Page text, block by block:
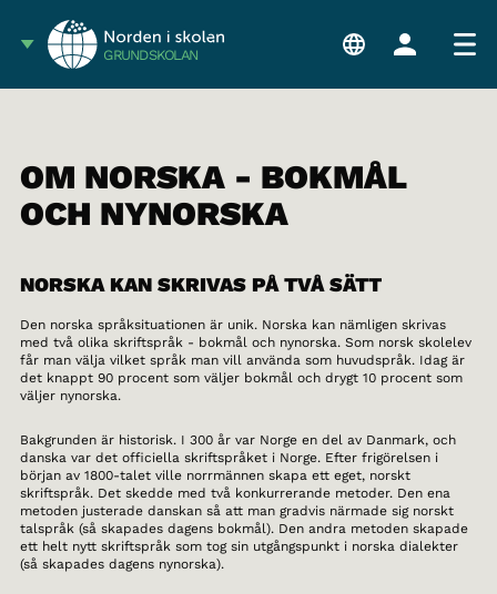
GRUNDSKOLAN
OM NORSKA - BOKMÅL
OCH NYNORSKA
NORSKA KAN SKRIVAS PÅ TVÅ SÄTT
Den norska språksituationen är unik. Norska kan nämligen skrivas
med två olika skriftspråk - bokmål och nynorska. Som norsk skolelev
får man välja vilket språk man vill använda som huvudspråk. Idag är
det knappt 90 procent som väljer bokmål och drygt 10 procent som
väljer nynorska.
Bakgrunden är historisk. I 300 år var Norge en del av Danmark, och
danska var det officiella skriftspråket i Norge. Efter frigörelsen i
början av 1800-talet ville norrmännen skapa ett eget, norskt
skriftspråk. Det skedde med två konkurrerande metoder. Den ena
metoden justerade danskan så att man gradvis närmade sig norskt
talspråk (så skapades dagens bokmål). Den andra metoden skapade
ett helt nytt skriftspråk som tog sin utgångspunkt i norska dialekter
(så skapades dagens nynorska).